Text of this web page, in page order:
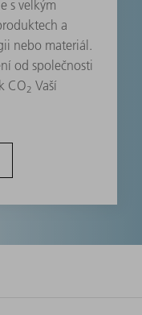
s velkým
a
nebo materiál.
od společnosti
CO2 Vaší